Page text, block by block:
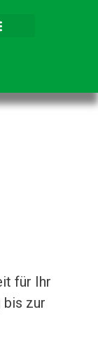
für Ihr
bis zur